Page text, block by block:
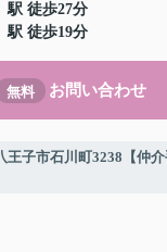
駅 徒歩27分
駅 徒歩19分
無料 お問い合わせ
王子市石川町3238【仲